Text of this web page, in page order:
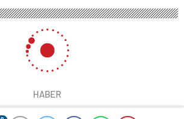
HABER